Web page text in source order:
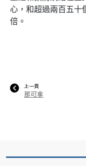
心，和超過兩百五
倍。
上一頁
那可拿